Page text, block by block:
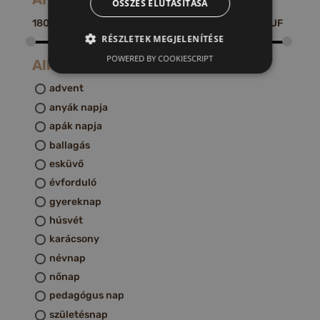
1800 HUF
Alkalom
advent
anyák napja
apák napja
ballagás
esküvő
évforduló
gyereknap
húsvét
karácsony
névnap
nőnap
pedagógus nap
születésnap
ÖSSZES ELUTASÍTÁSA
RÉSZLETEK MEGJELENÍTÉSE
POWERED BY COOKIESCRIPT